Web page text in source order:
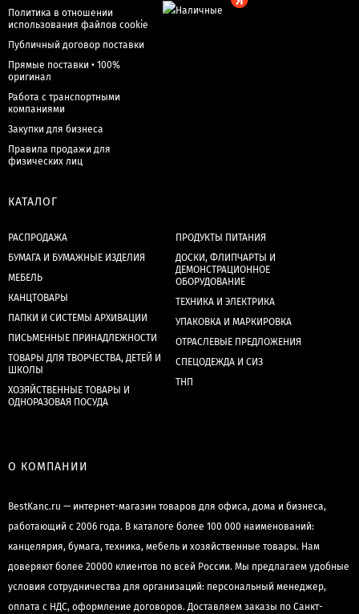
Политика в отношении
использования файлов cookie
Публичный договор поставки
Прямые поставки • 100%
оригинал
Работа с транспортными
компаниями
Закупки для бизнеса
Правила продажи для
физических лиц
КАТАЛОГ
РАСПРОДАЖА
БУМАГА И БУМАЖНЫЕ ИЗДЕЛИЯ
МЕБЕЛЬ
КАНЦТОВАРЫ
ПАПКИ И СИСТЕМЫ АРХИВАЦИИ
ПИСЬМЕННЫЕ ПРИНАДЛЕЖНОСТИ
ТОВАРЫ ДЛЯ ТВОРЧЕСТВА, ДЕТЕЙ И
ШКОЛЫ
ХОЗЯЙСТВЕННЫЕ ТОВАРЫ И
ОДНОРАЗОВАЯ ПОСУДА
ПРОДУКТЫ ПИТАНИЯ
ДОСКИ, ФЛИПЧАРТЫ И
ДЕМОНСТРАЦИОННОЕ
ОБОРУДОВАНИЕ
ТЕХНИКА И ЭЛЕКТРИКА
УПАКОВКА И МАРКИРОВКА
ОТРАСЛЕВЫЕ ПРЕДЛОЖЕНИЯ
СПЕЦОДЕЖДА И СИЗ
ТНП
О КОМПАНИИ
BestKanc.ru — интернет-магазин товаров для офиса, дома и бизнеса,
работающий с 2006 года. В каталоге более 100 000 наименований:
канцелярия, бумага, техника, мебель и хозяйственные товары. Нам
доверяют более 20000 клиентов по всей России. Мы предлагаем удобные
условия сотрудничества для организаций: персональный менеджер,
оплата с НДС, оформление договоров. Доставляем заказы по Санкт-